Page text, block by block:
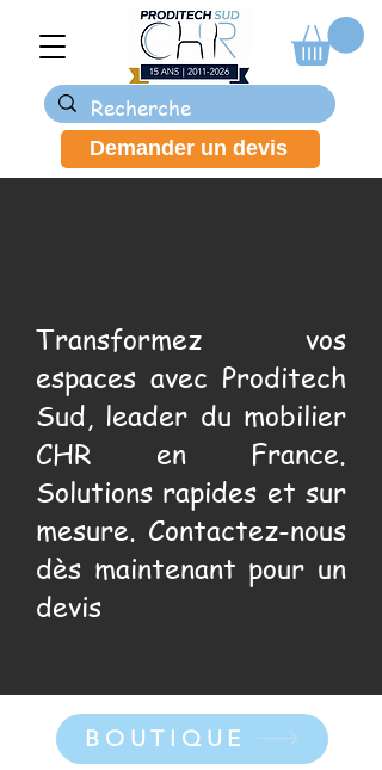
Demander un devis
Transformez vos
espaces avec Proditech
Sud, leader du mobilier
CHR en France.
Solutions rapides et sur
mesure. Contactez-nous
dès maintenant pour un
devis
BOUTIQUE